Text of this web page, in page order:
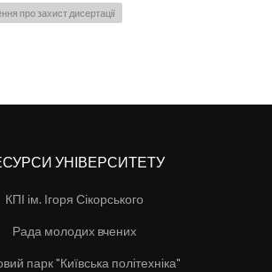
про захист дисертації
УНІВЕРСИТЕТУ
КПІ ім. Ігоря Сікорського
Рада молодих вчених
парк "Київська політехніка"